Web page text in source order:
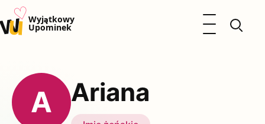
u♡Wyjątkowy
Upominek
Otwórz menu
Kalendarz Imienin
Kobieta
A Ariana